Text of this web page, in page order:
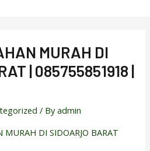
MURAH DI
| 085755851918 |
/ Byadmin